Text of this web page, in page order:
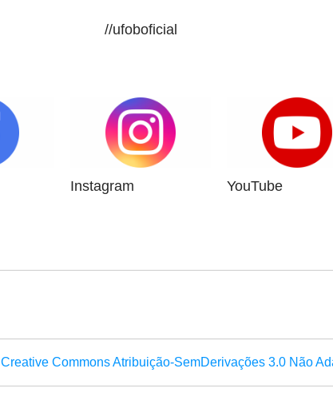
//ufoboficial
Instagram YouTube
Creative Commons Atribuição-SemDerivações 3.0 Não